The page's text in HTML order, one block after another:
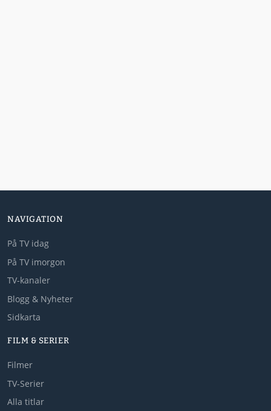
NAVIGATION
På TV idag
På TV imorgon
TV-kanaler
Blogg & Nyheter
Sidkarta
FILM & SERIER
Filmer
TV-Serier
Alla titlar